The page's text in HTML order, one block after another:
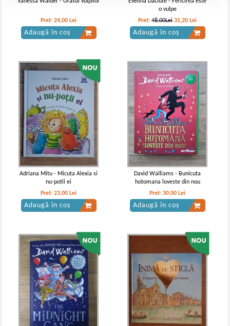
Pret:24,00 Lei
Adaugă în coș
o vulpe
Pret:48,00Lei 31,20 Lei
Adaugă în coș
Adriana Mitu - Micuta Alexia si
nu-potii ei
Pret:23,00 Lei
Adaugă în coș
David Walliams - Bunicuta
hotomana loveste din nou
Pret:30,00 Lei
Adaugă în coș